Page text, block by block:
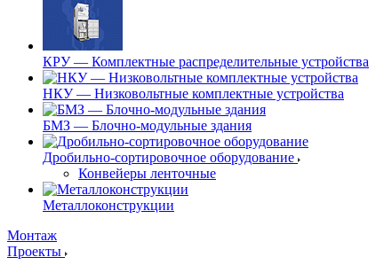
КРУ — Комплектные распределительные устройства
НКУ — Низковольтные комплектные устройства
БМЗ — Блочно-модульные здания
Дробильно-сортировочное оборудование
Конвейеры ленточные
Металлоконструкции
Монтаж
Проекты